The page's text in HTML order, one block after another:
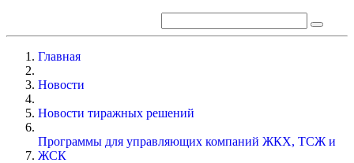
Главная
Новости
Новости тиражных решений
Программы для управляющих компаний ЖКХ, ТСЖ и
ЖСК